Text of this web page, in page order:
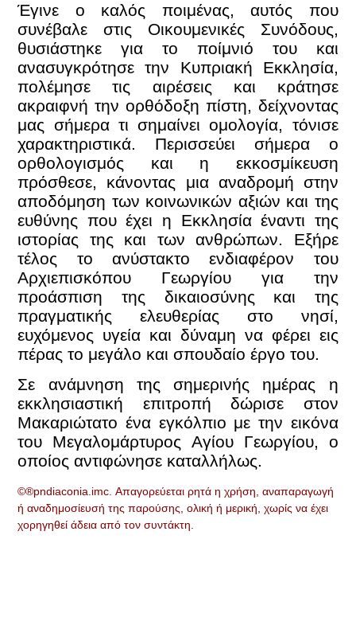
Έγινε ο καλός ποιμένας, αυτός που
συνέβαλε στις Οικουμενικές Συνόδους,
θυσιάστηκε για το ποίμνιό του και
ανασυγκρότησε την Κυπριακή Εκκλησία,
πολέμησε τις αιρέσεις και κράτησε
ακραιφνή την ορθόδοξη πίστη, δείχνοντας
μας σήμερα τι σημαίνει ομολογία, τόνισε
χαρακτηριστικά. Περισσεύει σήμερα ο
ορθολογισμός και η εκκοσμίκευση
πρόσθεσε, κάνοντας μια αναδρομή στην
αποδόμηση των κοινωνικών αξιών και της
ευθύνης που έχει η Εκκλησία έναντι της
ιστορίας της και των ανθρώπων. Εξήρε
τέλος το ανύστακτο ενδιαφέρον του
Αρχιεπισκόπου Γεωργίου για την
προάσπιση της δικαιοσύνης και της
πραγματικής ελευθερίας στο νησί,
ευχόμενος υγεία και δύναμη να φέρει εις
πέρας το μεγάλο και σπουδαίο έργο του.
Σε ανάμνηση της σημερινής ημέρας η
εκκλησιαστική επιτροπή δώρισε στον
Μακαριώτατο ένα εγκόλπιο με την εικόνα
του Μεγαλομάρτυρος Αγίου Γεωργίου, ο
οποίος αντιφώνησε καταλλήλως.
©®pndiaconia.imc. Απαγορεύεται ρητά η χρήση, αναπαραγωγή
ή αναδημοσίευσή της παρούσης, ολική ή μερική, χωρίς να έχει
χορηγηθεί άδεια από τον συντάκτη.